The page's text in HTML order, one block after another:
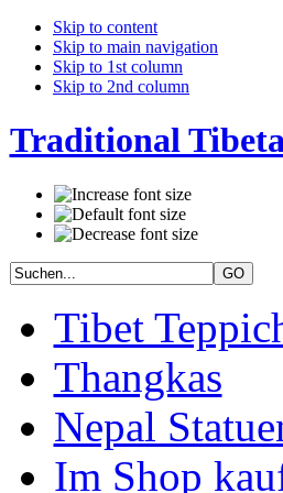
Skip to content
Skip to main navigation
Skip to 1st column
Skip to 2nd column
Traditional
Tibet
Thangkas
Nepal
Im Shop